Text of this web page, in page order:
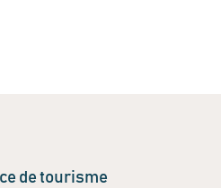
de tourisme